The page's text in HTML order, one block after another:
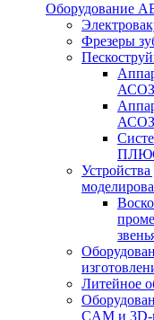
Оборудование
Фрезеры
Устройства
Литейное
CAM и 3D-